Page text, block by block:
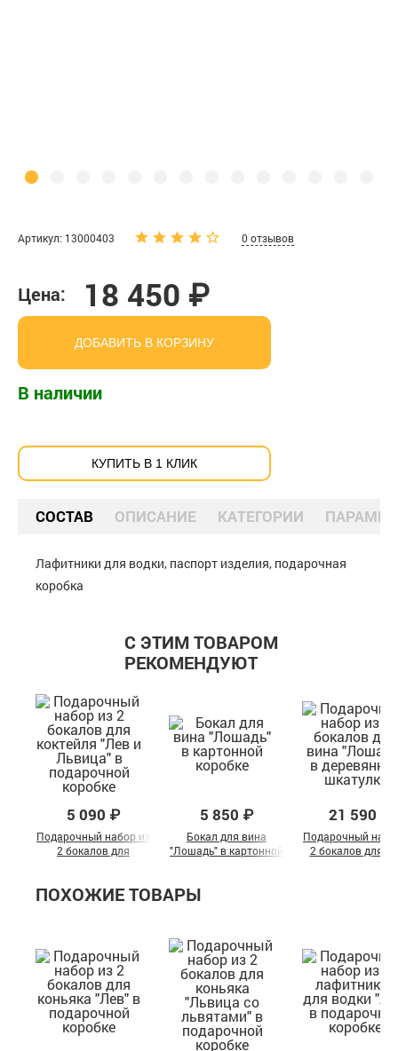
Артикул: 13000403 0 отзывов
Цена: 18 450 ₽
ДОБАВИТЬ В КОРЗИНУ
В наличии
КУПИТЬ В 1 КЛИК
СОСТАВ ОПИСАНИЕ КАТЕГОРИИ
Лафитники для водки, паспорт изделия, подарочная
коробка
С ЭТИМ ТОВАРОМ
РЕКОМЕНДУЮТ
5 090 ₽
Подарочный набор из
2 бокалов для
подарочной коробке
5 850 ₽
Бокал для вина
"Лошадь" в картонной
21 590 ₽
Подарочный
2 бокалов для
ПОХОЖИЕ ТОВАРЫ